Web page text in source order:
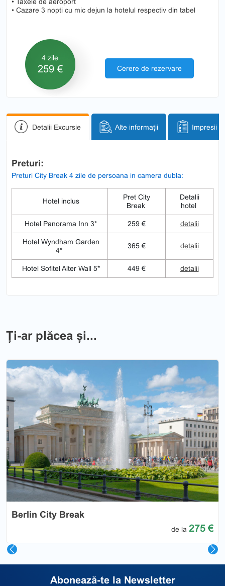
• Cazare 3 nopti cu mic dejun la hotelul respectiv din tabel
4 zile
259 € Cerere de rezervare
Detalii Excursie Alte informații Impresii
Preturi:
Preturi City Break 4 zile de persoana in camera dubla:
Hotel inclus
Pret City
Break
Detalii
hotel
Hotel Panorama Inn 3* 259 € detalii
Hotel Wyndham Garden
4*
365 € detalii
Hotel Sofitel Alter Wall 5* 449 € detalii
Ți-ar plăcea și...
Berlin City Break
de la 275 €
Previous
Abonează-te la Newsletter